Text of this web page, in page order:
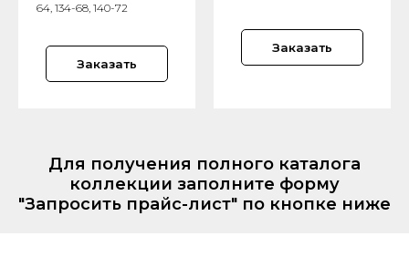
64, 134-68, 140-72
Заказать
Заказать
Для получения полного каталога
коллекции заполните форму
"Запросить прайс-лист" по кнопке ниже